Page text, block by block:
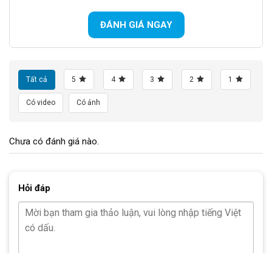
SHIMANO danh tiếng.
ĐÁNH GIÁ NGAY
Tất cả 5 4 3 2 1
Có video Có ảnh
Chưa có đánh giá nào.
Hỏi đáp